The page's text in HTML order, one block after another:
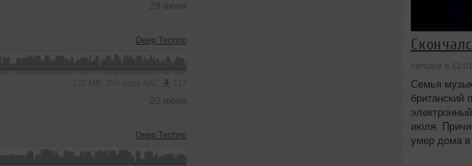
28 июля
Deep Techno
20 июля
Deep Techno
сегодня в 12:01
Семья
британский
июля.
умер дома в